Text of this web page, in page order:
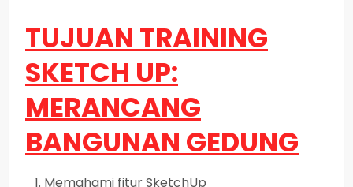
TUJUAN TRAINING
SKETCH UP:
MERANCANG
BANGUNAN GEDUNG
Memahami fitur SketchUp